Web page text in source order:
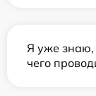
Я уже знаю,
чего